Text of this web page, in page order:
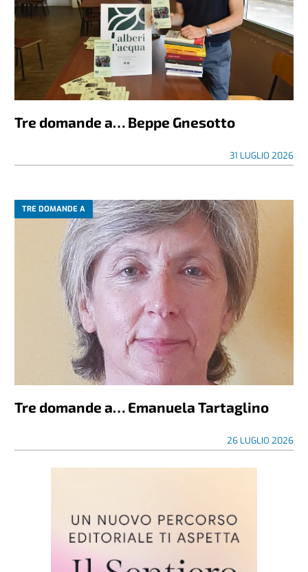
Tre domande a… Beppe Gnesotto
31 LUGLIO 2026
TRE DOMANDE A
Tre domande a… Emanuela Tartaglino
26 LUGLIO 2026